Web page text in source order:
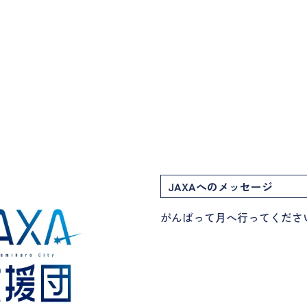
JAXAへのメッセージ
がんばって月へ行ってくださ